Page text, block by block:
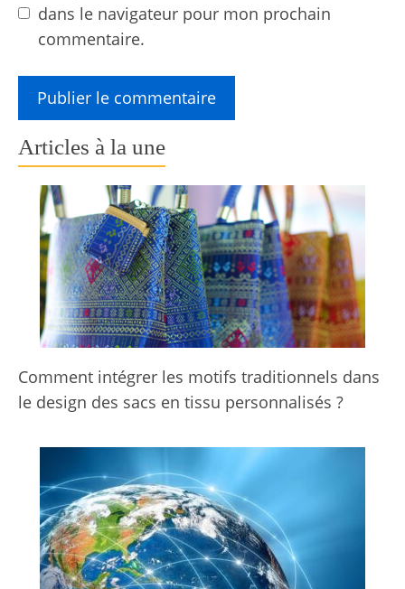
dans le navigateur pour mon prochain
commentaire.
Articles à la une
Comment intégrer les motifs traditionnels dans
le design des sacs en tissu personnalisés ?